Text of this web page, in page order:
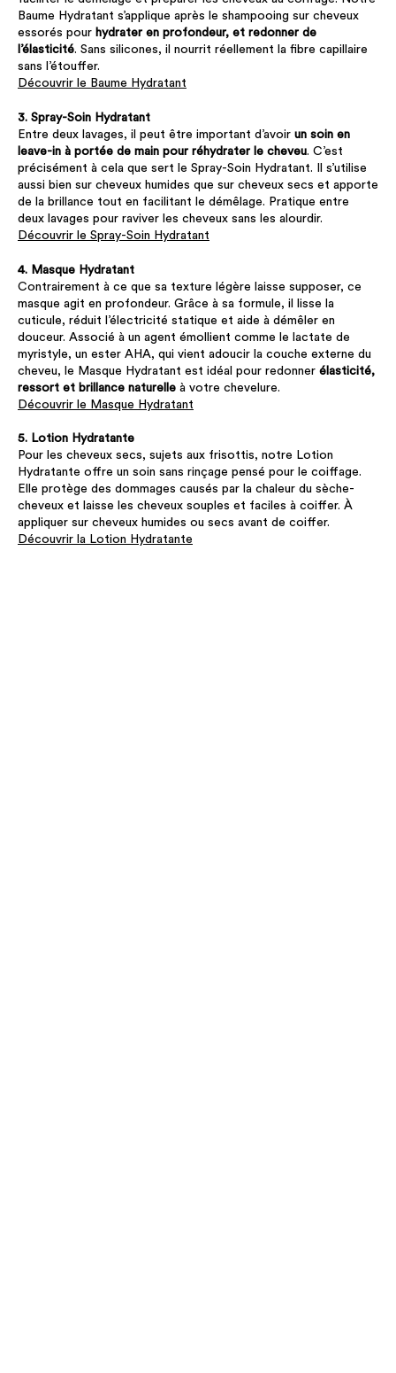
Baume Hydratant s’applique après le shampooing sur cheveux
essorés pour hydrater en profondeur, et redonner de
l’élasticité. Sans silicones, il nourrit réellement la fibre capillaire
sans l’étouffer.
Découvrir le Baume Hydratant
3. Spray-Soin Hydratant
Entre deux lavages, il peut être important d’avoir un soin en
leave-in à portée de main pour réhydrater le cheveu. C’est
précisément à cela que sert le Spray-Soin Hydratant. Il s’utilise
aussi bien sur cheveux humides que sur cheveux secs et apporte
de la brillance tout en facilitant le démêlage. Pratique entre
deux lavages pour raviver les cheveux sans les alourdir.
Découvrir le Spray-Soin Hydratant
4. Masque Hydratant
Contrairement à ce que sa texture légère laisse supposer, ce
masque agit en profondeur. Grâce à sa formule, il lisse la
cuticule, réduit l’électricité statique et aide à démêler en
douceur. Associé à un agent émollient comme le lactate de
myristyle, un ester AHA, qui vient adoucir la couche externe du
cheveu, le Masque Hydratant est idéal pour redonner élasticité,
ressort et brillance naturelle à votre chevelure.
Découvrir le Masque Hydratant
5. Lotion Hydratante
Pour les cheveux secs, sujets aux frisottis, notre Lotion
Hydratante offre un soin sans rinçage pensé pour le coiffage.
Elle protège des dommages causés par la chaleur du sèche-
cheveux et laisse les cheveux souples et faciles à coiffer. À
appliquer sur cheveux humides ou secs avant de coiffer.
Découvrir la Lotion Hydratante